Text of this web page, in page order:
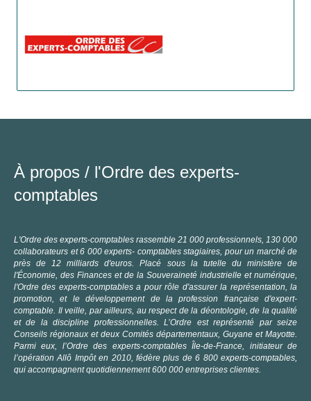
À propos / l'Ordre des experts-
comptables
L'Ordre des experts-comptables rassemble 21 000 professionnels, 130 000
collaborateurs et 6 000 experts- comptables stagiaires, pour un marché de
près de 12 milliards d'euros. Placé sous la tutelle du ministère de
l'Économie, des Finances et de la Souveraineté industrielle et numérique,
l'Ordre des experts-comptables a pour rôle d'assurer la représentation, la
promotion, et le développement de la profession française d'expert-
comptable. Il veille, par ailleurs, au respect de la déontologie, de la qualité
et de la discipline professionnelles. L’Ordre est représenté par seize
Conseils régionaux et deux Comités départementaux, Guyane et Mayotte.
Parmi eux, l’Ordre des experts-comptables Île-de-France, initiateur de
l’opération Allô Impôt en 2010, fédère plus de 6 800 experts-comptables,
qui accompagnent quotidiennement 600 000 entreprises clientes.